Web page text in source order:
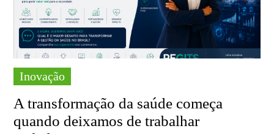
Inovação
A transformação da saúde começa
quando deixamos de trabalhar